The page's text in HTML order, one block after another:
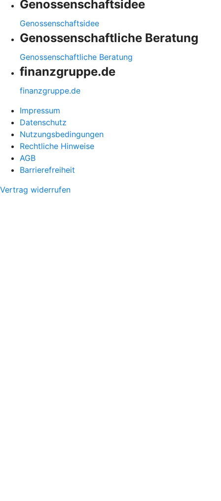
Genossenschaftsidee
Genossenschaftsidee
Genossenschaftliche Beratung
Genossenschaftliche Beratung
finanzgruppe.de
finanzgruppe.de
Impressum
Datenschutz
Nutzungsbedingungen
Rechtliche Hinweise
AGB
Barrierefreiheit
Vertrag widerrufen